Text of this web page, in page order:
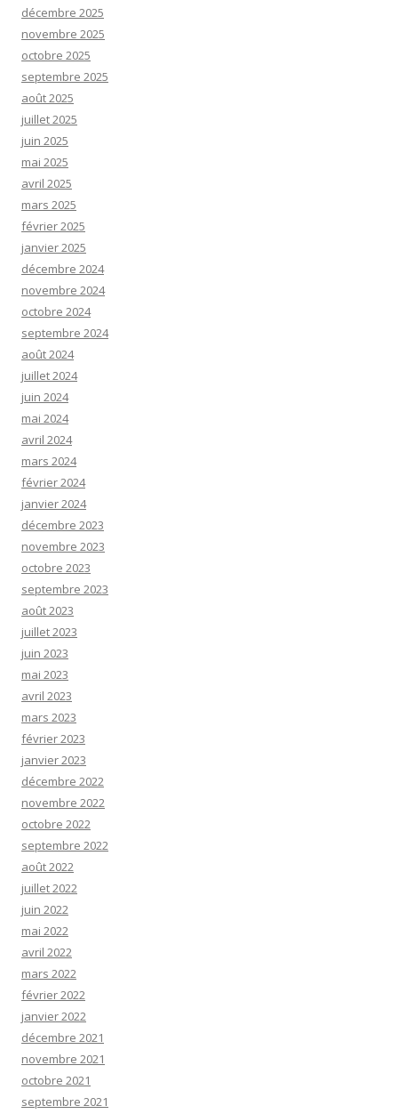
décembre 2025
novembre 2025
octobre 2025
septembre 2025
août 2025
juillet 2025
juin 2025
mai 2025
avril 2025
mars 2025
février 2025
janvier 2025
décembre 2024
novembre 2024
octobre 2024
septembre 2024
août 2024
juillet 2024
juin 2024
mai 2024
avril 2024
mars 2024
février 2024
janvier 2024
décembre 2023
novembre 2023
octobre 2023
septembre 2023
août 2023
juillet 2023
juin 2023
mai 2023
avril 2023
mars 2023
février 2023
janvier 2023
décembre 2022
novembre 2022
octobre 2022
septembre 2022
août 2022
juillet 2022
juin 2022
mai 2022
avril 2022
mars 2022
février 2022
janvier 2022
décembre 2021
novembre 2021
octobre 2021
septembre 2021